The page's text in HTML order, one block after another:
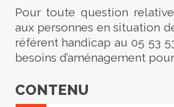
Pour toute question
aux personnes en situation
référent handicap au 05 53
besoins d’aménagement
CONTENU